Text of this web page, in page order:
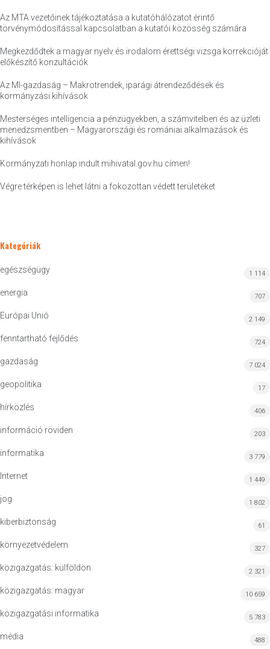
Az MTA vezetőinek tájékoztatása a kutatóhálózatot érintő
törvénymódosítással kapcsolatban a kutatói közösség számára
Megkezdődtek a magyar nyelv és irodalom érettségi vizsga korrekcióját
előkészítő konzultációk
Az MI-gazdaság – Makrotrendek, iparági átrendeződések és
kormányzási kihívások
Mesterséges intelligencia a pénzügyekben, a számvitelben és az üzleti
menedzsmentben – Magyarországi és romániai alkalmazások és
kihívások
Kormányzati honlap indult mihivatal.gov.hu címen!
Végre térképen is lehet látni a fokozottan védett területeket
Kategóriák
egészségügy 1 114
energia 707
Európai Unió 2 149
fenntartható fejlődés 724
gazdaság 7 024
geopolitika 17
hírközlés 406
információ röviden 203
informatika 3 779
Internet 1 449
jog 1 802
kiberbiztonság 61
környezetvédelem 327
közigazgatás: külföldön 2 321
közigazgatás: magyar 10 659
közigazgatási informatika 5 783
média 488